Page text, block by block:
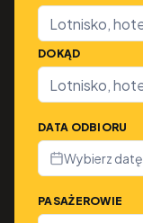
DOKĄD
DATA ODBIORU
Wybierz datę
PASAŻEROWIE